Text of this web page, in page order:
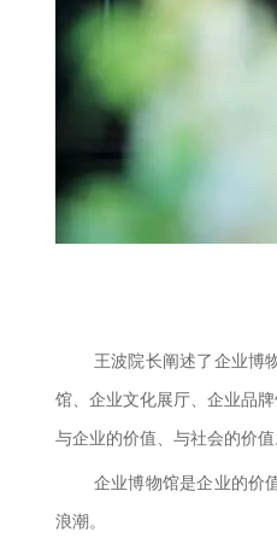
王波院长阐述了企业博
馆、企业文化展厅、企业品
与企业的价值、与社会的价值
企业博物馆是企业的价
浪潮。